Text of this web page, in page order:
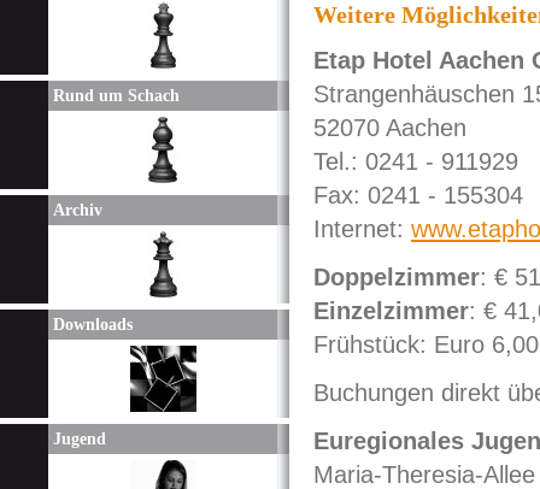
Rund um Schach
Archiv
Downloads
Jugend
Weitere
Etap Hotel Aachen
Strangenhäuschen
52070 Aachen
Tel.: 0241 - 911929
Fax: 0241 - 155304
Internet:
Doppelzimmer: €
Einzelzimmer: €
Frühstück: Euro
Buchungen direkt
Euregionales
Maria-Theresia-